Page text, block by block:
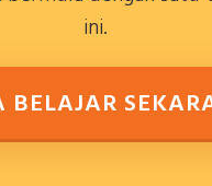
ini.
BELAJAR